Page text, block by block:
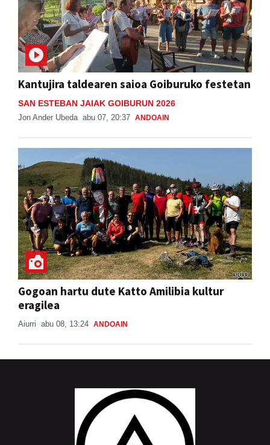
Kantujira taldearen saioa Goiburuko festetan
SAN ESTEBAN JAIAK GOIBURUN 2026
Jon Ander Ubeda abu 07, 20:37 ANDOAIN
Gogoan hartu dute Katto Amilibia kultur
eragilea
Aiurri abu 08, 13:24 ANDOAIN